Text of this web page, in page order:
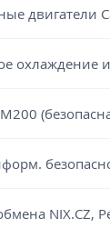
двигатели
охлаждение
NIX.CZ,